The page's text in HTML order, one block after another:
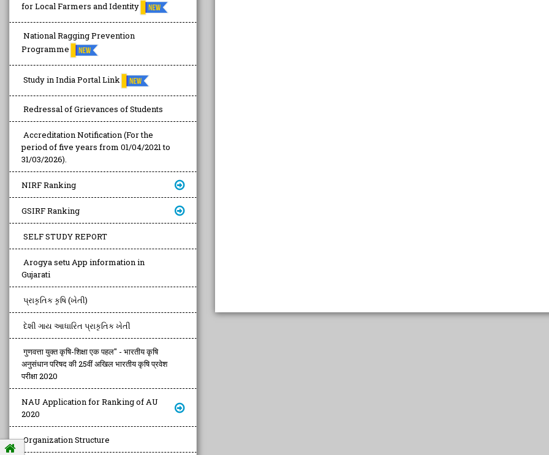
for Local Farmers and Identity
National Ragging Prevention
Programme
Study in India Portal Link
Redressal of Grievances of Students
Accreditation Notification (For the
period of five years from 01/04/2021 to
31/03/2026).
NIRF Ranking
GSIRF Ranking
SELF STUDY REPORT
Arogya setu App information in
Gujarati
પ્રાકૃતિક કૃષિ (ખેતી)
દેશી ગાય આધારિત પ્રાકૃતિક ખેતી
गुणवत्ता युक्त कृषि-शिक्षा एक पहल" - भारतीय कृषि
अनुसंधान परिषद की 25वीं अखिल भारतीय कृषि प्रवेश
परीक्षा 2020
NAU Application for Ranking of AU
2020
Organization Structure